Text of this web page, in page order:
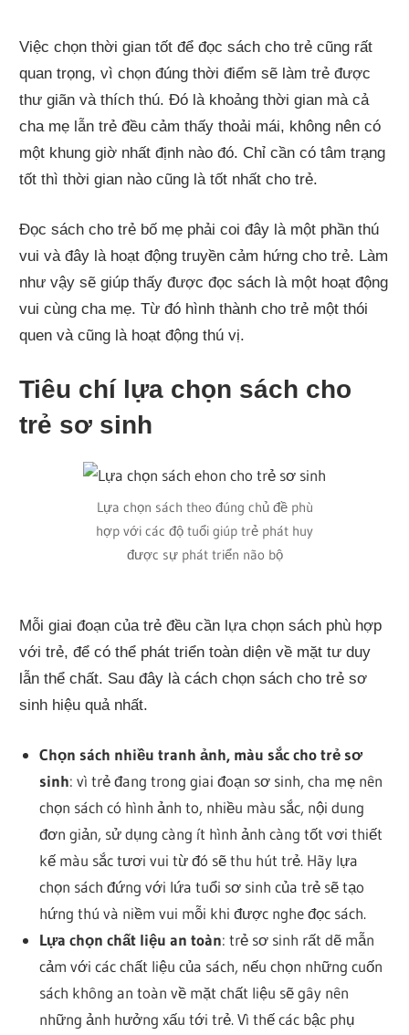
Việc chọn thời gian tốt để đọc sách cho trẻ cũng rất
quan trọng, vì chọn đúng thời điểm sẽ làm trẻ được
thư giãn và thích thú. Đó là khoảng thời gian mà cả
cha mẹ lẫn trẻ đều cảm thấy thoải mái, không nên có
một khung giờ nhất định nào đó. Chỉ cần có tâm trạng
tốt thì thời gian nào cũng là tốt nhất cho trẻ.
Đọc sách cho trẻ bố mẹ phải coi đây là một phần thú
vui và đây là hoạt động truyền cảm hứng cho trẻ. Làm
như vậy sẽ giúp thấy được đọc sách là một hoạt động
vui cùng cha mẹ. Từ đó hình thành cho trẻ một thói
quen và cũng là hoạt động thú vị.
Tiêu chí lựa chọn sách cho
trẻ sơ sinh
Lựa chọn sách theo đúng chủ đề phù
hợp với các độ tuổi giúp trẻ phát huy
được sự phát triển não bộ
Mỗi giai đoạn của trẻ đều cần lựa chọn sách phù hợp
với trẻ, để có thể phát triển toàn diện về mặt tư duy
lẫn thể chất. Sau đây là cách chọn sách cho trẻ sơ
sinh hiệu quả nhất.
Chọn sách nhiều tranh ảnh, màu sắc cho trẻ sơ
sinh: vì trẻ đang trong giai đoạn sơ sinh, cha mẹ nên
chọn sách có hình ảnh to, nhiều màu sắc, nội dung
đơn giản, sử dụng càng ít hình ảnh càng tốt vơi thiết
kế màu sắc tươi vui từ đó sẽ thu hút trẻ. Hãy lựa
chọn sách đứng với lứa tuổi sơ sinh của trẻ sẽ tạo
hứng thú và niềm vui mỗi khi được nghe đọc sách.
Lựa chọn chất liệu an toàn: trẻ sơ sinh rất dẽ mẫn
cảm với các chất liệu của sách, nếu chọn những cuốn
sách không an toàn về mặt chất liệu sẽ gây nên
những ảnh hưởng xấu tới trẻ. Vì thế các bậc phụ